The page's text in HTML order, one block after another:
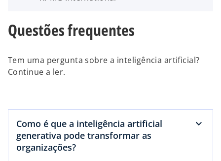
Questões frequentes
Tem uma pergunta sobre a inteligência artificial?
Continue a ler.
Como é que a inteligência artificial
generativa pode transformar as
organizações?